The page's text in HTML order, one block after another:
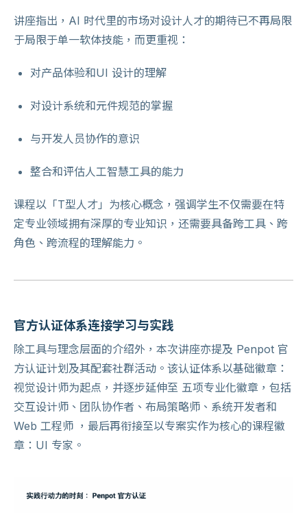
讲座指出，AI 时代里的市场对设计人才的期待已不再局限
于局限于单一软体技能，而更重视：
对产品体验和UI 设计的理解
对设计系统和元件规范的掌握
与开发人员协作的意识
整合和评估人工智慧工具的能力
课程以「T型人才」为核心概念，强调学生不仅需要在特
定专业领域拥有深厚的专业知识，还需要具备跨工具、跨
角色、跨流程的理解能力。
官方认证体系连接学习与实践
除工具与理念层面的介绍外，本次讲座亦提及 Penpot 官
方认证计划及其配套社群活动。该认证体系以基础徽章：
视觉设计师为起点，并逐步延伸至 五项专业化徽章，包括
交互设计师、团队协作者、布局策略师、系统开发者和
Web 工程师 ，最后再衔接至以专案实作为核心的课程徽
章：UI 专家。